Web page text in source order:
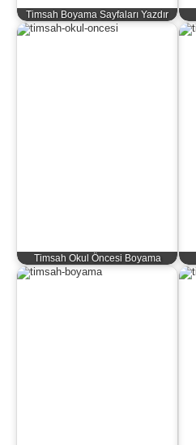
Timsah Boyama Sayfaları Yazdır
Timsah Okul Öncesi Boyama